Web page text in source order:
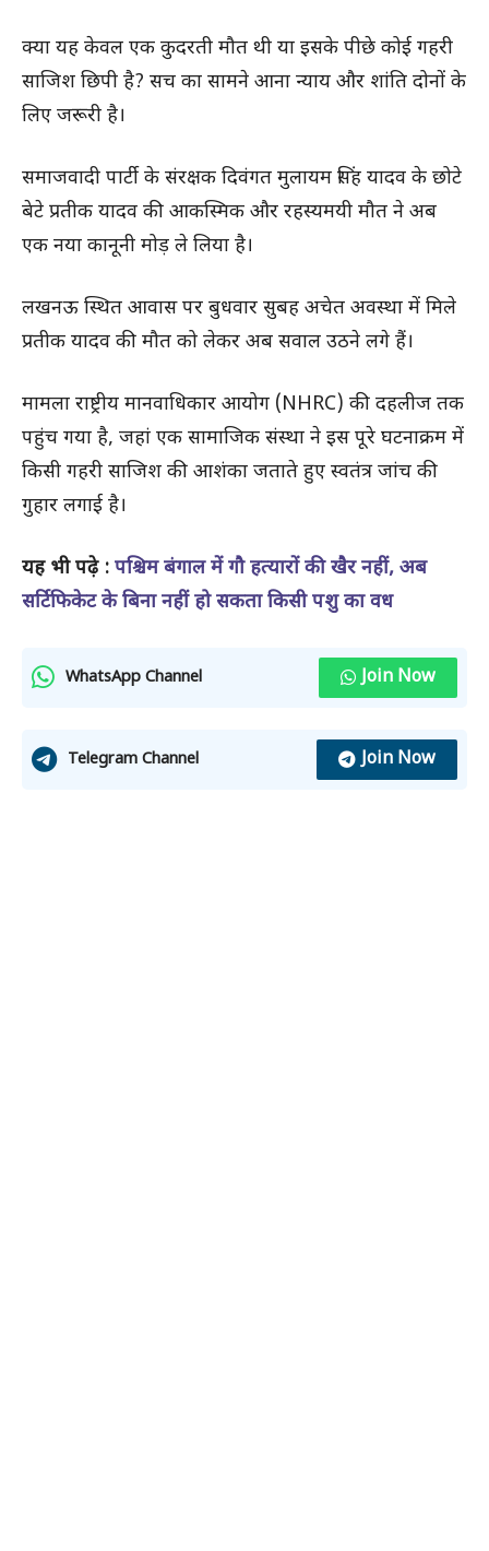
क्या यह केवल एक कुदरती मौत थी या इसके पीछे कोई गहरी
साजिश छिपी है? सच का सामने आना न्याय और शांति दोनों के
लिए जरूरी है।
समाजवादी पार्टी के संरक्षक दिवंगत मुलायम सिंह यादव के छोटे
बेटे प्रतीक यादव की आकस्मिक और रहस्यमयी मौत ने अब
एक नया कानूनी मोड़ ले लिया है।
लखनऊ स्थित आवास पर बुधवार सुबह अचेत अवस्था में मिले
प्रतीक यादव की मौत को लेकर अब सवाल उठने लगे हैं।
मामला राष्ट्रीय मानवाधिकार आयोग (NHRC) की दहलीज तक
पहुंच गया है, जहां एक सामाजिक संस्था ने इस पूरे घटनाक्रम में
किसी गहरी साजिश की आशंका जताते हुए स्वतंत्र जांच की
गुहार लगाई है।
यह भी पढ़े : पश्चिम बंगाल में गौ हत्यारों की खैर नहीं, अब
सर्टिफिकेट के बिना नहीं हो सकता किसी पशु का वध
WhatsApp Channel Join Now
Telegram Channel Join Now